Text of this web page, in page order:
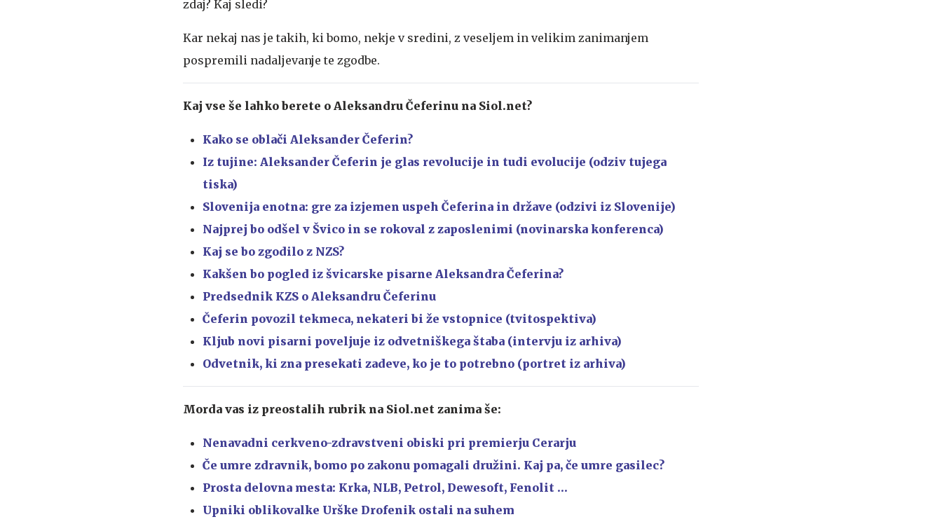
zdaj? Kaj sledi?
Kar nekaj nas je takih, ki bomo, nekje v sredini, z veseljem in velikim zanimanjem
pospremili nadaljevanje te zgodbe.
Kaj vse še lahko berete o Aleksandru Čeferinu na Siol.net?
Kako se oblači Aleksander Čeferin?
Iz tujine: Aleksander Čeferin je glas revolucije in tudi evolucije (odziv tujega
tiska)
Slovenija enotna: gre za izjemen uspeh Čeferina in države (odzivi iz Slovenije)
Najprej bo odšel v Švico in se rokoval z zaposlenimi (novinarska konferenca)
Kaj se bo zgodilo z NZS?
Kakšen bo pogled iz švicarske pisarne Aleksandra Čeferina?
Predsednik KZS o Aleksandru Čeferinu
Čeferin povozil tekmeca, nekateri bi že vstopnice (tvitospektiva)
Kljub novi pisarni poveljuje iz odvetniškega štaba (intervju iz arhiva)
Odvetnik, ki zna presekati zadeve, ko je to potrebno (portret iz arhiva)
Morda vas iz preostalih rubrik na Siol.net zanima še:
Nenavadni cerkveno-zdravstveni obiski pri premierju Cerarju
Če umre zdravnik, bomo po zakonu pomagali družini. Kaj pa, če umre gasilec?
Prosta delovna mesta: Krka, NLB, Petrol, Dewesoft, Fenolit …
Upniki oblikovalke Urške Drofenik ostali na suhem